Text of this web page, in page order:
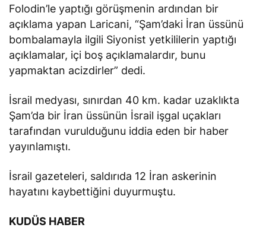
Folodin’le yaptığı görüşmenin ardından bir
açıklama yapan Laricani, “Şam’daki İran üssünü
bombalamayla ilgili Siyonist yetkililerin yaptığı
açıklamalar, içi boş açıklamalardır, bunu
yapmaktan acizdirler” dedi.
İsrail medyası, sınırdan 40 km. kadar uzaklıkta
Şam’da bir İran üssünün İsrail işgal uçakları
tarafından vurulduğunu iddia eden bir haber
yayınlamıştı.
İsrail gazeteleri, saldırıda 12 İran askerinin
hayatını kaybettiğini duyurmuştu.
KUDÜS HABER